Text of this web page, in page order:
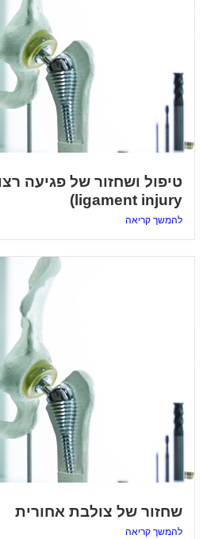
ligament injury)
להמשך קריאה
שחזור של צולבת אחורית
להמשך קריאה